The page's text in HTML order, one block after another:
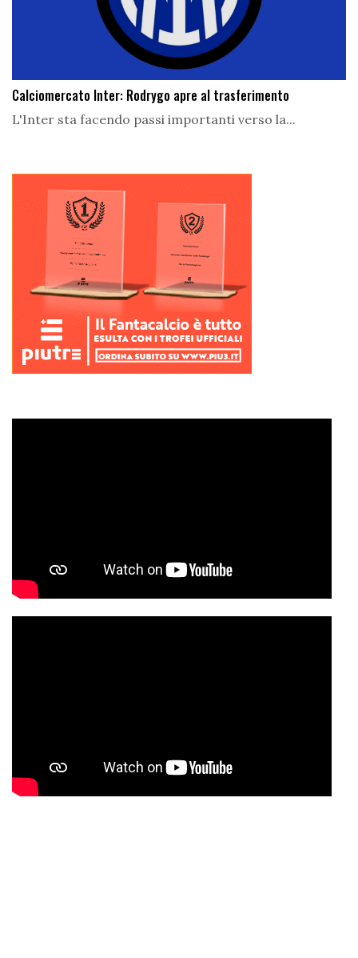
Calciomercato Inter: Rodrygo apre al trasferimento
L'Inter sta facendo passi importanti verso la...